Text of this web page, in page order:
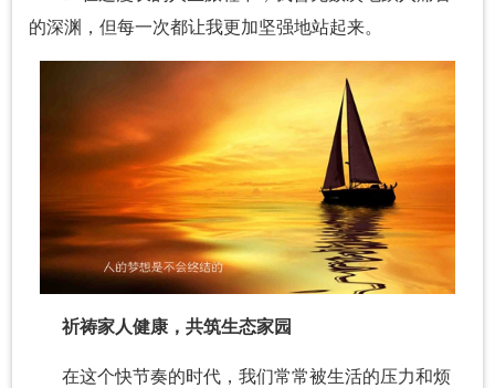
的深渊，但每一次都让我更加坚强地站起来。
祈祷家人健康，共筑生态家园
在这个快节奏的时代，我们常常被生活的压力和烦